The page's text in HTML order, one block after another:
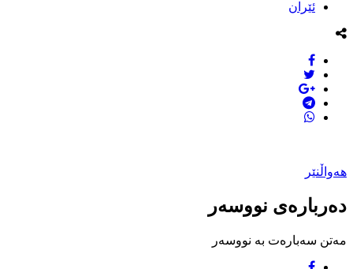
ئێران
هەواڵنێر
دەربارەی نووسەر
مەتن سەبارەت بە نووسەر